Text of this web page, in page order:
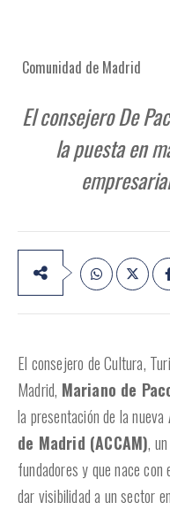
Comunidad de Madrid
El consejero De
la puesta en
El consejero de Cultura,
Madrid, Mariano de
la presentación de la nueva
de Madrid (ACCAM),
fundadores y que nace
dar visibilidad a un sector